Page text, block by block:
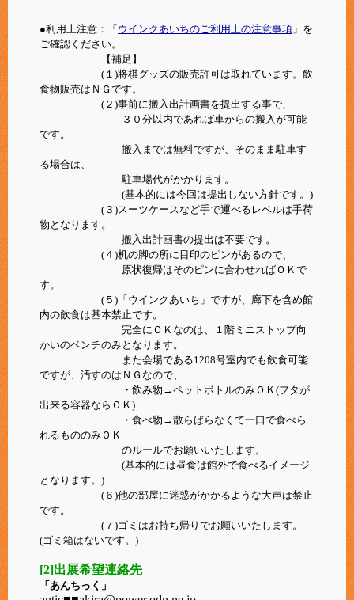
●利用上注意：「 ウインクあいちのご利用上の注意事項 」を
ご確認ください。
【補足】
(１)将棋グッズの販売許可は取れています。飲
食物販売はＮＧです。
(２)事前に搬入出計画書を提出する事で、
３０分以内であれば車からの搬入が可能
です。
搬入までは無料ですが、そのまま駐車す
る場合は、
駐車場代がかかります。
(基本的には今回は提出しない方針です。)
(３)スーツケースなど手で運べるレベルは手荷
物となります。
搬入出計画書の提出は不要です。
(４)机の脚の所に目印のピンがあるので、
原状復帰はそのピンに合わせればＯＫで
す。
(５)「ウインクあいち」ですが、廊下を含め館
内の飲食は基本禁止です。
完全にＯＫなのは、１階ミニストップ向
かいのベンチのみとなります。
また会場である1208号室内でも飲食可能
ですが、汚すのはＮＧなので、
・飲み物→ペットボトルのみＯＫ(フタが
出来る容器ならＯＫ)
・食べ物→散らばらなくて一口で食べら
れるもののみＯＫ
のルールでお願いいたします。
(基本的には昼食は館外で食べるイメージ
となります。)
(６)他の部屋に迷惑がかかるような大声は禁止
です。
(７)ゴミはお持ち帰りでお願いいたします。
(ゴミ箱はないです。)
[2]出展希望連絡先
「あんちっく」